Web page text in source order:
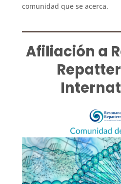
comunidad que se acerca.
Afiliación a